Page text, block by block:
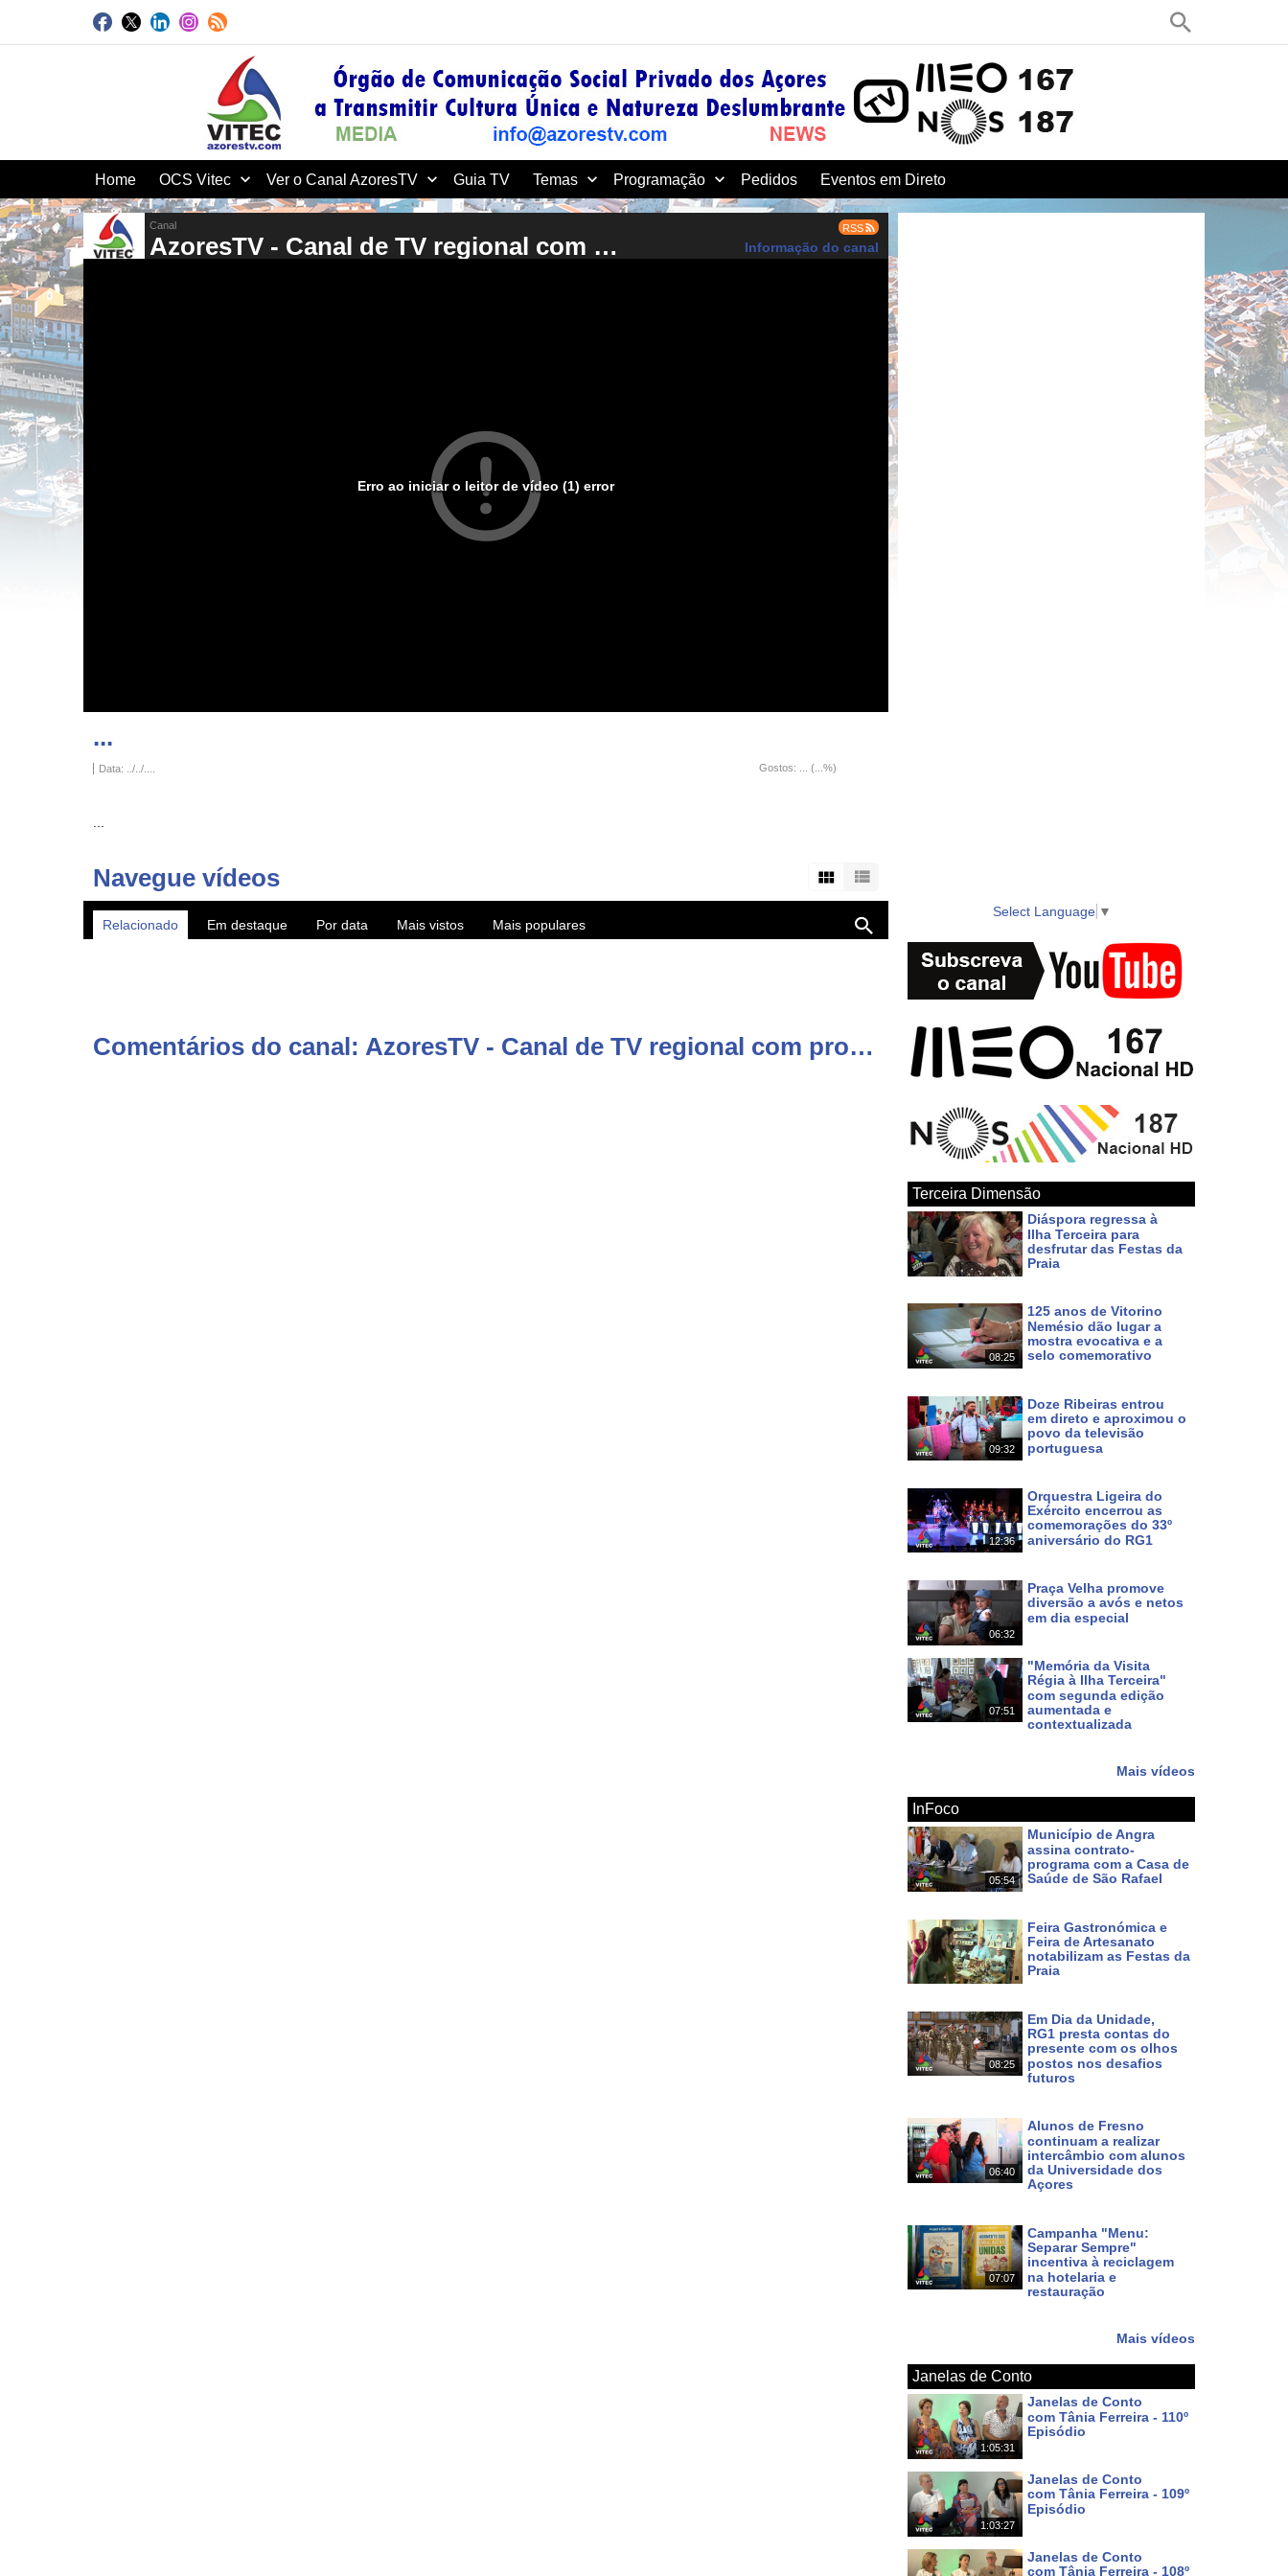
Home OCS Vitec Ver o Canal AzoresTV Guia TV Temas Programação Pedidos Eventos em Direto
RSS
Informação do canal
Canal
AzoresTV - Canal de TV regional com produções dos Açores, vídeos HD e diretos dos melhores eventos da região em MEO 167 NOS 187 e www.azorestv.com
Erro ao iniciar o leitor de vídeo (1) error
...
Data: ../../.... Gostos: ( %)
Navegue vídeos
Relacionado Em destaque Por data Mais vistos Mais populares
Comentários do canal: AzoresTV - Canal de TV regional com produções dos Açores, vídeos HD e diretos dos melhores eventos da região em MEO 167 NOS 187 e www.azorestv.com
Select Language ▼
Terceira Dimensão
Diáspora regressa à
Ilha Terceira para
desfrutar das Festas da
Praia
08:25
125 anos de Vitorino
Nemésio dão lugar a
mostra evocativa e a
selo comemorativo
09:32
Doze Ribeiras entrou
em direto e aproximou o
povo da televisão
portuguesa
12:36
Orquestra Ligeira do
Exército encerrou as
comemorações do 33º
aniversário do RG1
06:32
Praça Velha promove
diversão a avós e netos
em dia especial
07:51
"Memória da Visita
Régia à Ilha Terceira"
com segunda edição
aumentada e
contextualizada
Mais vídeos
InFoco
05:54
Município de Angra
assina contrato-
programa com a Casa de
Saúde de São Rafael
Feira Gastronómica e
Feira de Artesanato
notabilizam as Festas da
Praia
08:25
Em Dia da Unidade,
RG1 presta contas do
presente com os olhos
postos nos desafios
futuros
06:40
Alunos de Fresno
continuam a realizar
intercâmbio com alunos
da Universidade dos
Açores
07:07
Campanha "Menu:
Separar Sempre"
incentiva à reciclagem
na hotelaria e
restauração
Mais vídeos
Janelas de Conto
1:05:31
Janelas de Conto
com Tânia Ferreira - 110º
Episódio
1:03:27
Janelas de Conto
com Tânia Ferreira - 109º
Episódio
Janelas de Conto
com Tânia Ferreira - 108º